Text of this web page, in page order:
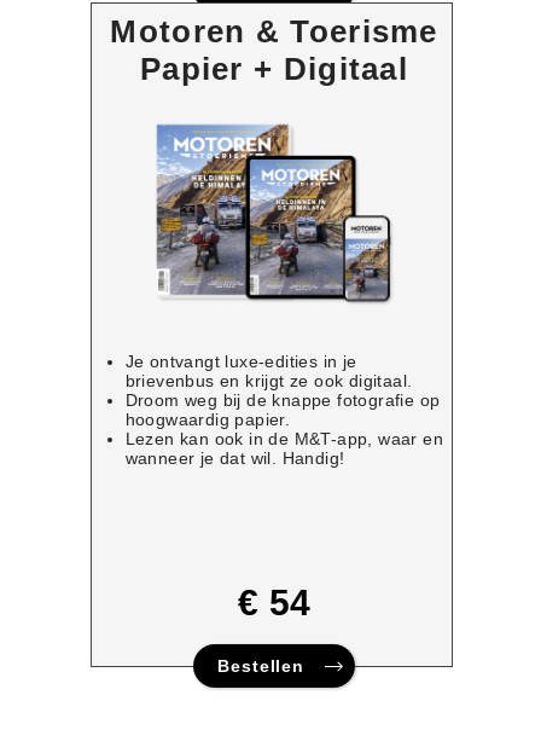
Motoren & Toerisme
Papier + Digitaal
Je ontvangt luxe-edities in je
brievenbus en krijgt ze ook digitaal.
Droom weg bij de knappe fotografie op
hoogwaardig papier.
Lezen kan ook in de M&T-app, waar en
wanneer je dat wil. Handig!
€ 54
Bestellen